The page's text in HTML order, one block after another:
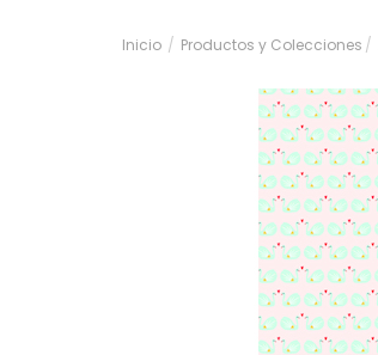
Inicio Productos y Colecciones